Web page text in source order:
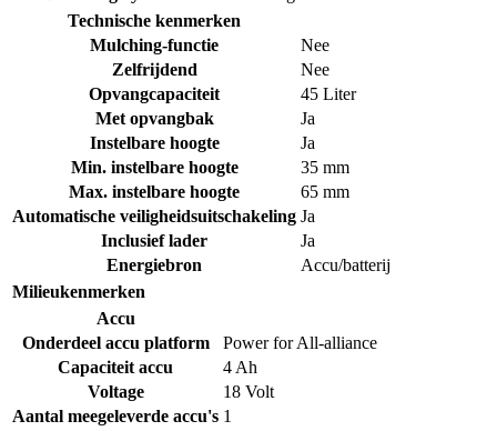
Technische kenmerken
Mulching-functie
Nee
Zelfrijdend
Nee
Opvangcapaciteit
45 Liter
Met opvangbak
Ja
Instelbare hoogte
Ja
Min. instelbare hoogte
35 mm
Max. instelbare hoogte
65 mm
Automatische veiligheidsuitschakeling Ja
Inclusief lader
Ja
Energiebron
Accu/batterij
Milieukenmerken
Accu
Onderdeel accu platform
Power for All-alliance
Capaciteit accu
4 Ah
Voltage
18 Volt
Aantal meegeleverde accu's 1